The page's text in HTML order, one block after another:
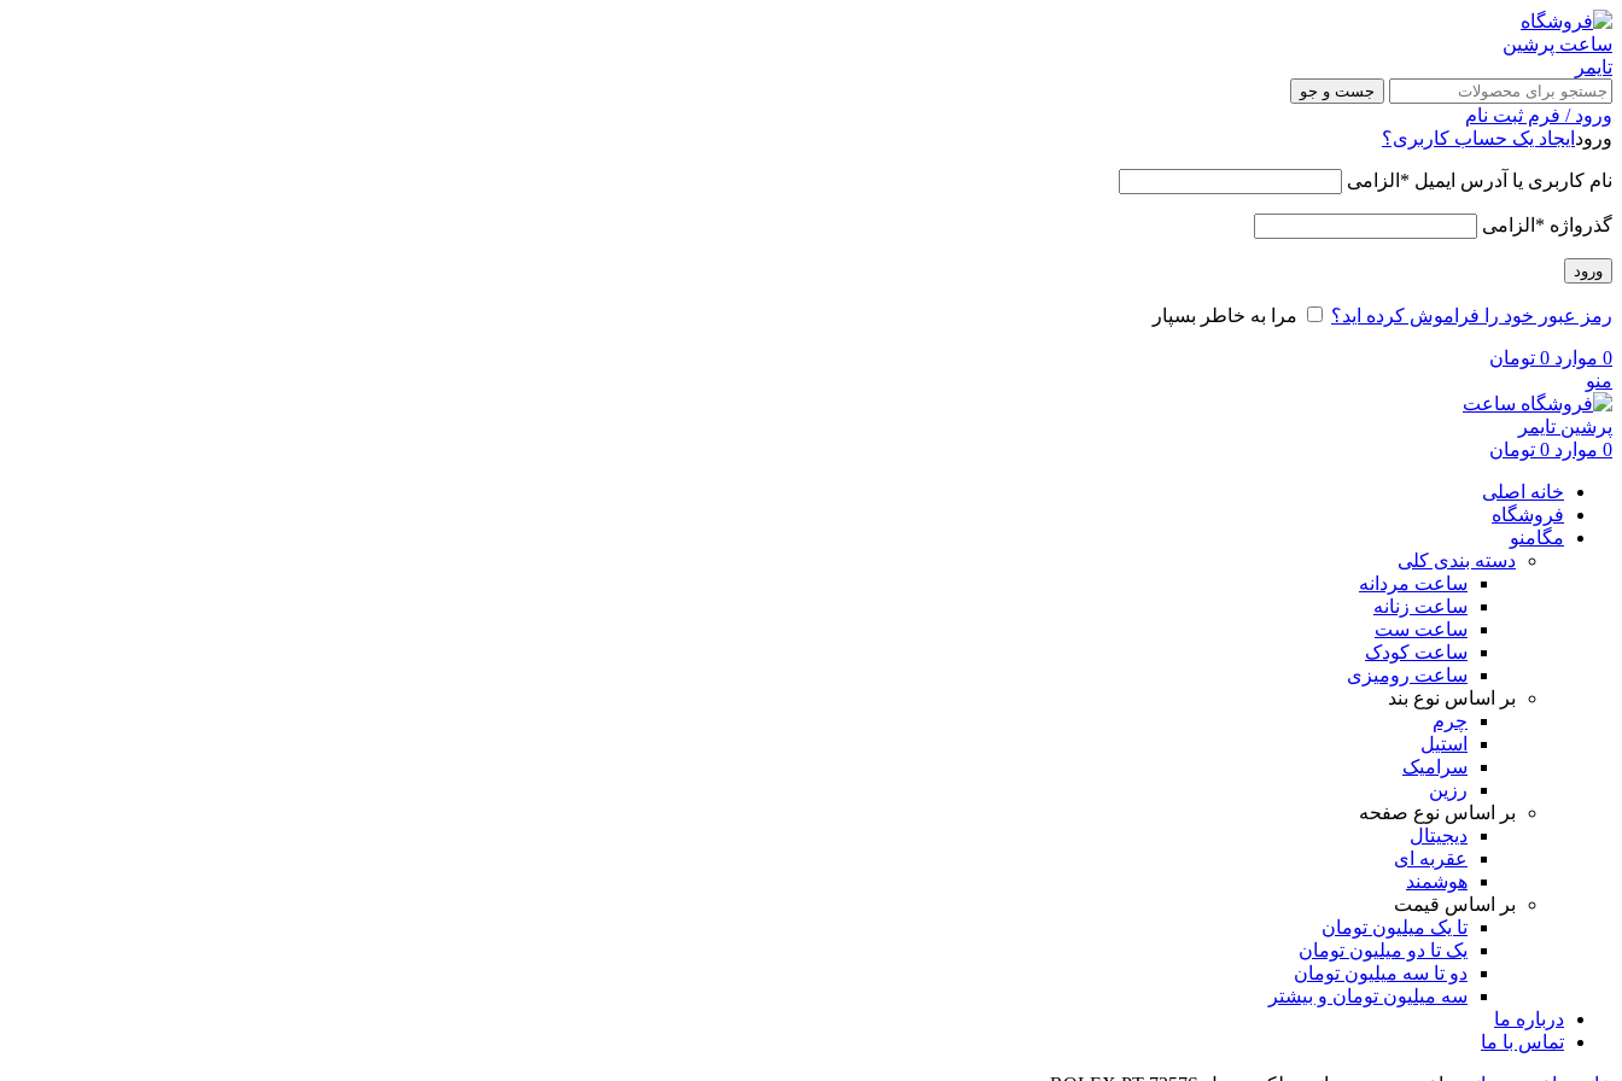
جست و جو
ورود / فرم ثبت نام
ورود ایجاد یک حساب کاربری؟
نام کاربری یا آدرس ایمیل * الزامی
گذرواژه * الزامی
ورود
رمز عبور خود را فراموش کرده اید؟ مرا به خاطر بسپار
0 موارد 0 تومان
منو
0 موارد 0 تومان
خانه اصلی
فروشگاه
مگامنو
دسته بندی کلی
ساعت مردانه
ساعت زنانه
ساعت ست
ساعت کودک
ساعت رومیزی
بر اساس نوع بند
چرم
استیل
سرامیک
رزین
بر اساس نوع صفحه
دیجیتال
عقربه ای
هوشمند
بر اساس قیمت
تا یک میلیون تومان
یک تا دو میلیون تومان
دو تا سه میلیون تومان
سه میلیون تومان و بیشتر
درباره ما
تماس با ما